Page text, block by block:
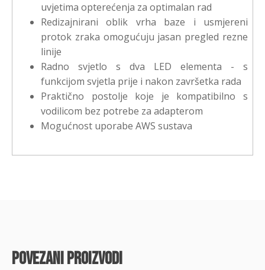
uvjetima opterećenja za optimalan rad
Redizajnirani oblik vrha baze i usmjereni
protok zraka omogućuju jasan pregled rezne
linije
Radno svjetlo s dva LED elementa - s
funkcijom svjetla prije i nakon završetka rada
Praktično postolje koje je kompatibilno s
vodilicom bez potrebe za adapterom
Mogućnost uporabe AWS sustava
povezani proizvodi